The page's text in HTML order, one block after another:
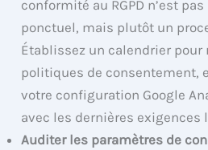
conformité au RGPD n’est
ponctuel, mais plutôt un
Établissez un calendrier pour
politiques de consentement,
votre configuration Google
avec les dernières exigences
Auditer les paramètres de